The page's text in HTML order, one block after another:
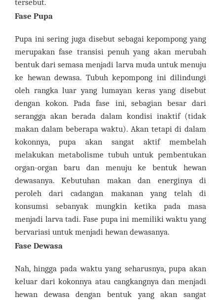
tersebut.
Fase Pupa
Pupa ini sering juga disebut sebagai kepompong yang
merupakan fase transisi penuh yang akan merubah
bentuk dari semasa menjadi larva muda untuk menuju
ke hewan dewasa. Tubuh kepompong ini dilindungi
oleh rangka luar yang lumayan keras yang disebut
dengan kokon. Pada fase ini, sebagian besar dari
serangga akan berada dalam kondisi inaktif (tidak
makan dalam beberapa waktu). Akan tetapi di dalam
kokonnya, pupa akan sangat aktif membelah
melakukan metabolisme tubuh untuk pembentukan
organ-organ baru dan menuju ke bentuk hewan
dewasanya. Kebutuhan makan dan energinya di
peroleh dari cadangan makanan yang telah di
konsumsi sebanyak mungkin ketika pada masa
menjadi larva tadi. Fase pupa ini memiliki waktu yang
bervariasi untuk menjadi hewan dewasanya.
Fase Dewasa
Nah, hingga pada waktu yang seharusnya, pupa akan
keluar dari kokonnya atau cangkangnya dan menjadi
hewan dewasa dengan bentuk yang akan sangat